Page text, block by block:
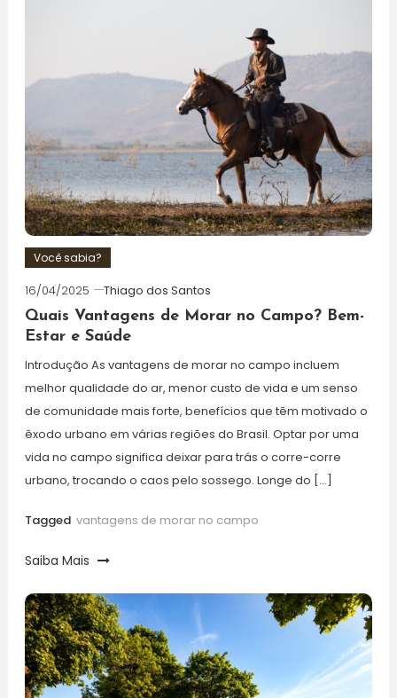
Você sabia?
16/04/2025
Thiago dos Santos
Quais Vantagens de Morar no Campo? Bem-
Estar e Saúde
Introdução As vantagens de morar no campo incluem
melhor qualidade do ar, menor custo de vida e um senso
de comunidade mais forte, benefícios que têm motivado o
êxodo urbano em várias regiões do Brasil. Optar por uma
vida no campo significa deixar para trás o corre-corre
urbano, trocando o caos pelo sossego. Longe do […]
Tagged vantagens de morar no campo
Saiba Mais